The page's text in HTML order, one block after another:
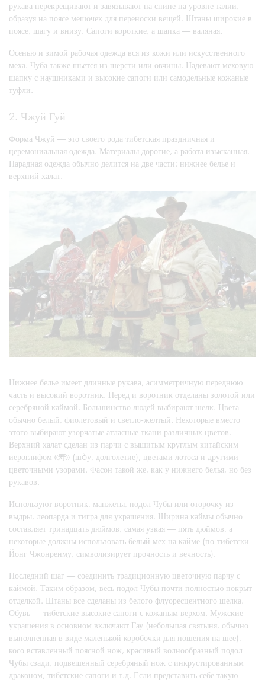
рукава перекрещивают и завязывают на спине на уровне талии,
образуя на поясе мешочек для переноски вещей. Штаны широкие в
поясе, шагу и внизу. Сапоги короткие, а шапка — валяная.
Осенью и зимой рабочая одежда вся из кожи или искусственного
меха. Чуба также шьется из шерсти или овчины. Надевают меховую
шапку с наушниками и высокие сапоги или самодельные кожаные
туфли.
2. Чжуй Гуй
Форма Чжуй — это своего рода тибетская праздничная и
церемониальная одежда. Материалы дорогие, а работа изысканная.
Парадная одежда обычно делится на две части: нижнее белье и
верхний халат.
Нижнее белье имеет длинные рукава, асимметричную переднюю
часть и высокий воротник. Перед и воротник отделаны золотой или
серебряной каймой. Большинство людей выбирают шелк. Цвета
обычно белый, фиолетовый и светло-желтый. Некоторые вместо
этого выбирают узорчатые атласные ткани различных цветов.
Верхний халат сделан из парчи с вышитым круглым китайским
иероглифом «寿» (шòу, долголетие), цветами лотоса и другими
цветочными узорами. Фасон такой же, как у нижнего белья, но без
рукавов.
Используют воротник, манжеты, подол Чубы или оторочку из
выдры, леопарда и тигра для украшения. Ширина каймы обычно
составляет тринадцать дюймов, самая узкая — пять дюймов, а
некоторые должны использовать белый мех на кайме (по-тибетски
Йонг Чжонренму, символизирует прочность и вечность).
Последний шаг — соединить традиционную цветочную парчу с
каймой. Таким образом, весь подол Чубы почти полностью покрыт
отделкой. Штаны все сделаны из белого флуоресцентного шелка.
Обувь — тибетские высокие сапоги с кожаным верхом. Мужские
украшения в основном включают Гау (небольшая святыня, обычно
выполненная в виде маленькой коробочки для ношения на шее),
косо вставленный поясной нож, красивый волнообразный подол
Чубы сзади, подвешенный серебряный нож с инкрустированным
драконом, тибетские сапоги и т.д. Если представить себе такую